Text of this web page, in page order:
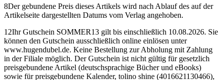
8Der gebundene Preis dieses Artikels wird nach Ablauf des auf der
Artikelseite dargestellten Datums vom Verlag angehoben.
12Ihr Gutschein SOMMER13 gilt bis einschließlich 10.08.2026. Sie
können den Gutschein ausschließlich online einlösen unter
www.hugendubel.de. Keine Bestellung zur Abholung mit Zahlung
in der Filiale möglich. Der Gutschein ist nicht gültig für gesetzlich
preisgebundene Artikel (deutschsprachige Bücher und eBooks)
sowie für preisgebundene Kalender, tolino shine (4016621130466),